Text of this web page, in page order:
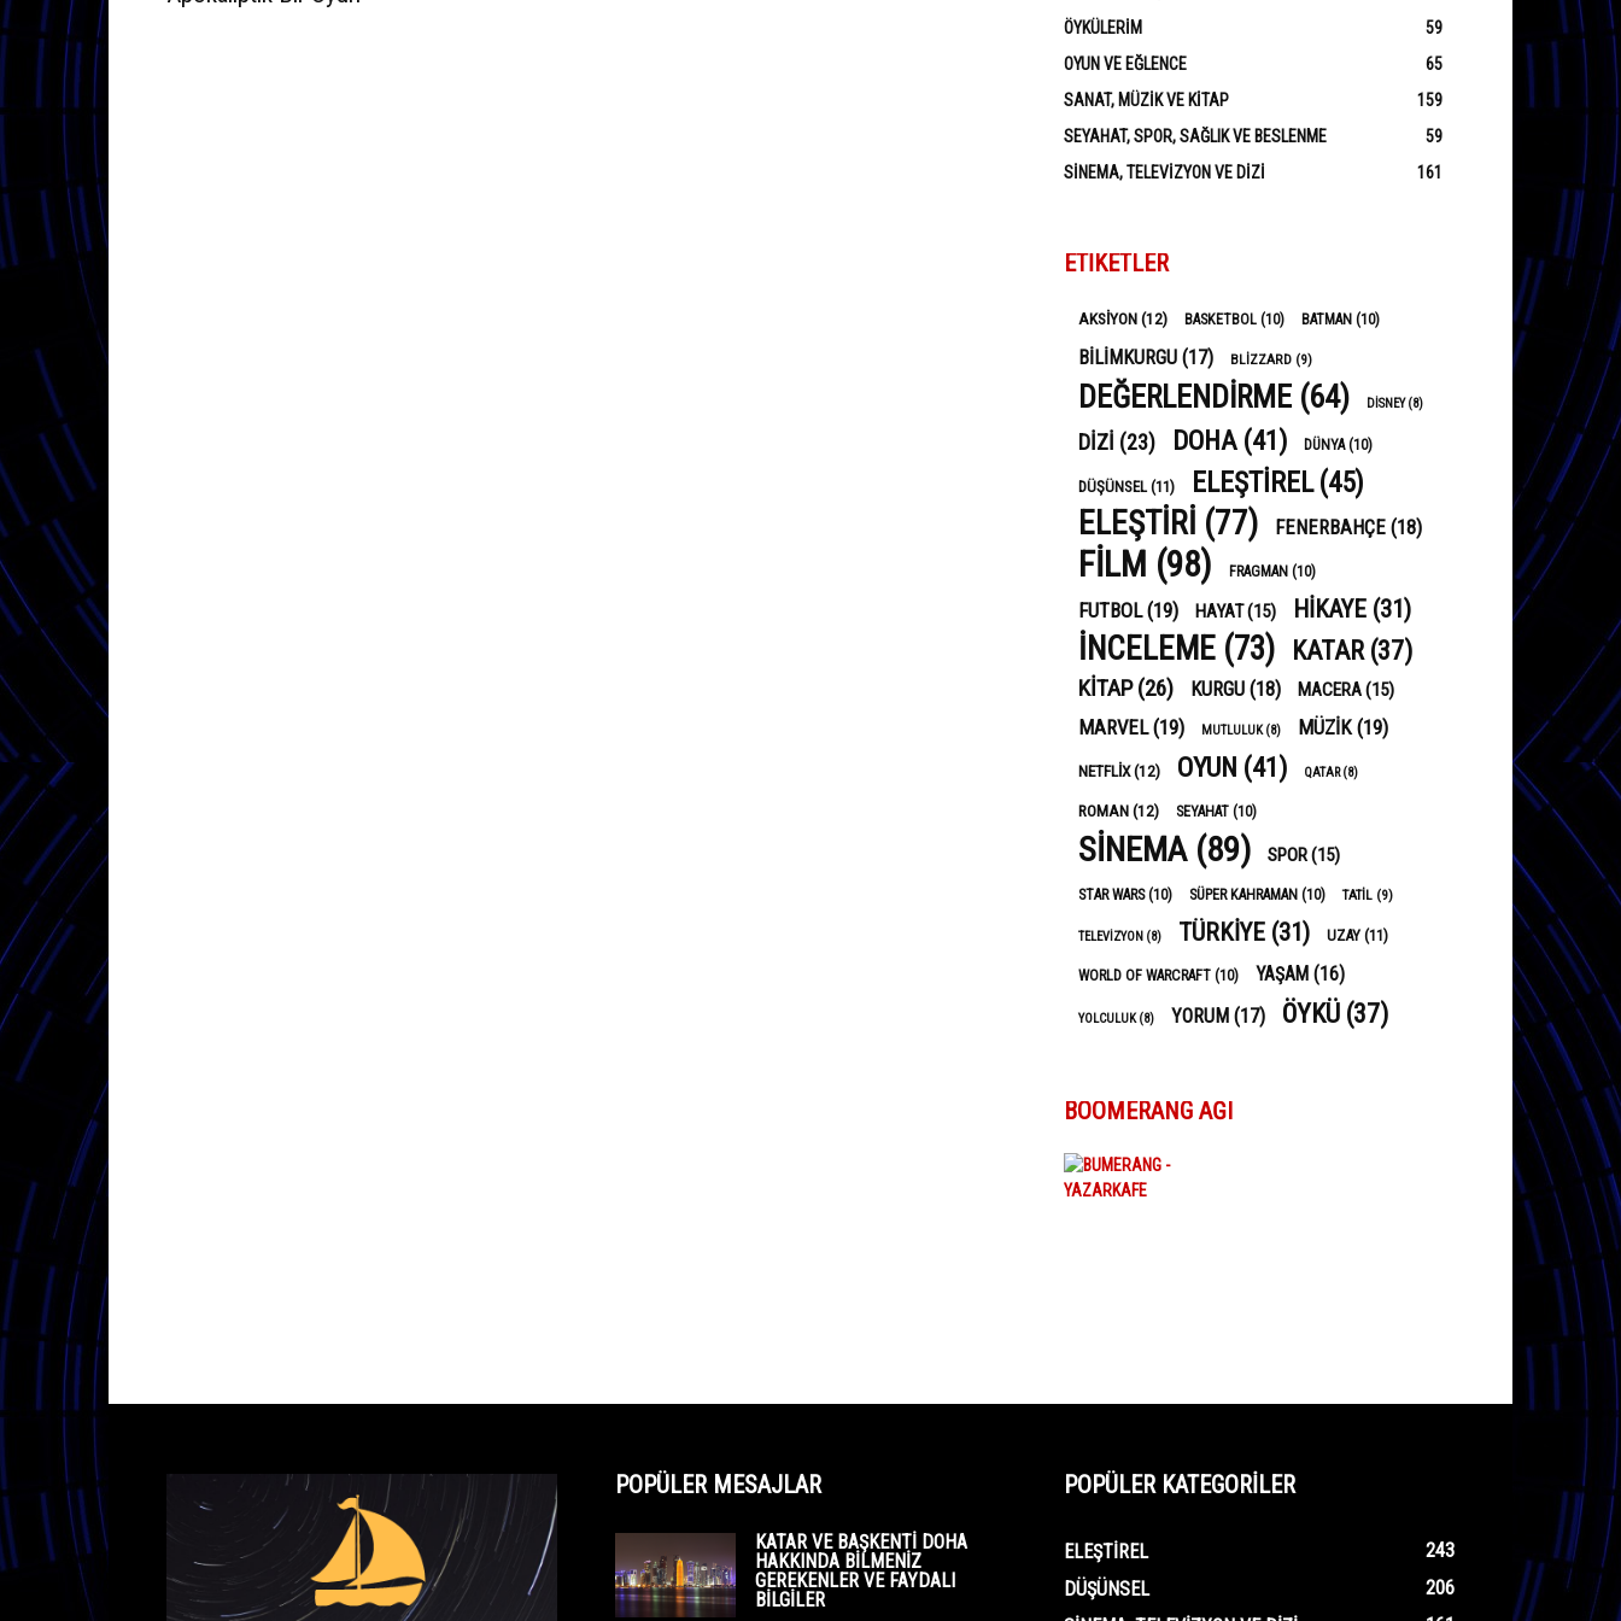
ÖYKÜLERIM
59
OYUN VE EĞLENCE
65
SANAT, MÜZIK VE KITAP
159
SEYAHAT, SPOR, SAĞLIK VE BESLENME
59
SINEMA, TELEVIZYON VE DIZI
161
ETIKETLER
AKSIYON(12) BASKETBOL (10) BATMAN (10)
BILIMKURGU (17) BLIZZARD (9)
DEĞERLENDIRME (64) DISNEY(8)
DIZI (23) DOHA (41) DÜNYA(10)
DÜŞÜNSEL(11) ELEŞTIREL(45)
ELEŞTIRI (77) FENERBAHÇE (18)
FILM (98) FRAGMAN (10)
FUTBOL(19) HAYAT(15) HIKAYE (31)
INCELEME (73) KATAR(37)
KITAP(26) KURGU (18) MACERA(15)
MARVEL(19) MUTLULUK(8) MÜZIK(19)
NETFLIX(12) OYUN (41) QATAR(8)
ROMAN(12) SEYAHAT (10)
SINEMA(89) SPOR(15)
STAR WARS(10) SÜPER KAHRAMAN (10) TATIL (9)
TELEVIZYON (8) TÜRKIYE (31) UZAY (11)
WORLD OF WARCRAFT (10) YAŞAM (16)
YOLCULUK(8) YORUM (17) ÖYKÜ (37)
BOOMERANG AĞI
POPÜLER MESAJLAR
KATAR VE BAŞKENTI DOHA
HAKKINDA BILMENIZ
GEREKENLER VE FAYDALI
BILGILER
POPÜLER KATEGORİLER
ELEŞTIREL
243
DÜŞÜNSEL
206